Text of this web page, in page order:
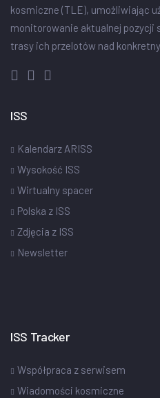
kosmiczne (TLE), umożliwiając
monitorowanie aktualnej pozycji
trasy ich przelotów nad
ISS
Kalendarz ARISS
Wysokość ISS
Wirtualny spacer
Polska z ISS
Zdjęcia z ISS
Newsletter
ISS Tracker
Współpraca z serwisem
Wiadomości kosmiczne